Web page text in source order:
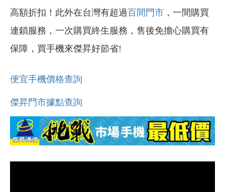
高額折扣！此外在台灣有超過百間門市 ，一間購買
連鎖服務，一次購買終生服務，售後免擔心購買有
保障，買手機來傑昇好節省!
便宜手機價格查詢
傑昇門市據點查詢